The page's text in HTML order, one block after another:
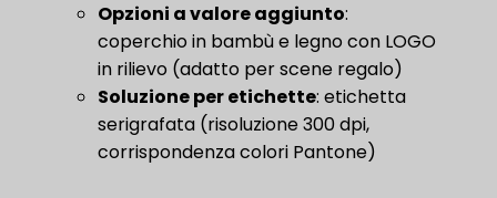
Opzioni a valore aggiunto​:
coperchio in bambù e legno con LOGO
in rilievo (adatto per scene regalo)
Soluzione per etichette: etichetta
serigrafata (risoluzione 300 dpi,
corrispondenza colori Pantone)